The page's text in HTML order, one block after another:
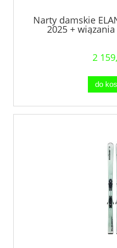
Narty damskie
2025 +
2
do